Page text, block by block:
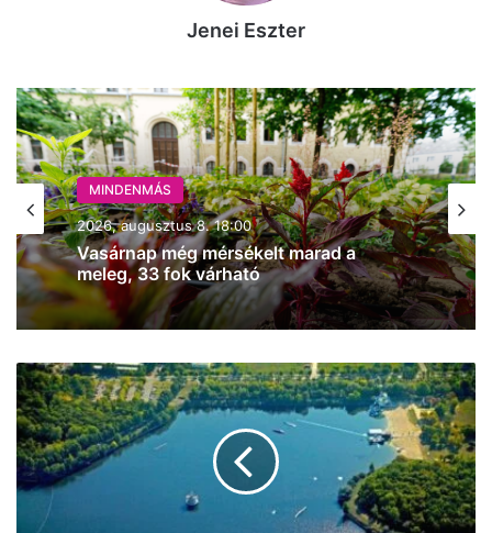
Jenei Eszter
MINDENMÁS
2026, augusztus 8. 15:03
Ég az erdő aljnövényzete Solton
(frissítve!)
Hello,
nyár!
Közel
30
fok
és
magas